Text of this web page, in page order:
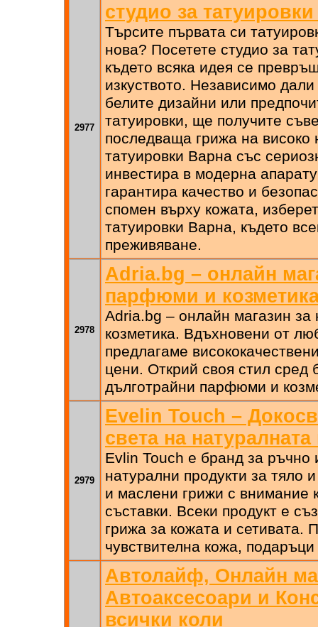
2977
студио за
Търсите първата си
нова? Посетете студио за
където всяка идея се
изкуството. Независимо
белите дизайни или
татуировки, ще получите
последваща грижа на високо
татуировки Варна със
инвестира в модерна
гарантира качество и
спомен върху кожата,
татуировки Варна, където
преживяване.
2978
Adria.bg – онлайн
парфюми и
Adria.bg – онлайн магазин
козметика. Вдъхновени от
предлагаме
цени. Открий своя стил сред
дълготрайни парфюми и
2979
Evelin Touch –
света на натуралната
Evlin Touch е бранд за ръчно
натурални продукти за тяло
и маслени грижи с внимание
съставки. Всеки продукт е
грижа за кожата и сетивата.
чувствителна кожа, подаръци
Автолайф, Онлайн
Автоаксесоари и
всички коли